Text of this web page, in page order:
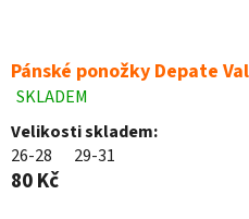
Pánské ponožky Depate
Průměrné
hodnocení
produktu
je
5,0
SKLADEM
Velikosti skladem:
26-28
29-31
80 Kč